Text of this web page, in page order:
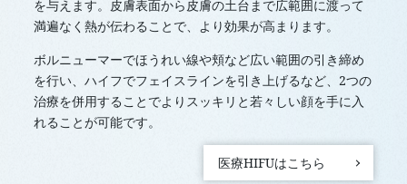
を与えます。皮膚表面から皮膚の土台まで広範囲に渡って
満遍なく熱が伝わることで、より効果が高まります。
ボルニューマーでほうれい線や頬など広い範囲の引き締め
を行い、ハイフでフェイスラインを引き上げるなど、2つの
治療を併用することでよりスッキリと若々しい顔を手に入
れることが可能です。
医療HIFUはこちら